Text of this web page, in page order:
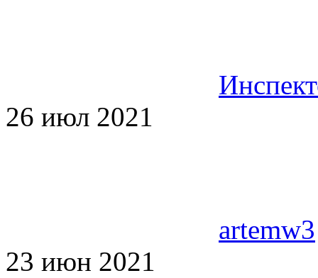
26 июл 2021
artemw3
23 июн 2021